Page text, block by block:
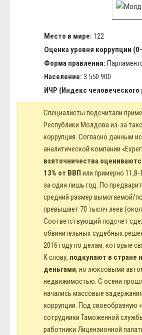
Место в мире: 122
Оценка уровня коррупции
Форма правления:
Население: 3 550 900
ИЧР (Индекс человеческого
Специалисты подсчитали
Республики Молдова из-за
коррупция. Согласно данным
аналитической компании
взяточничества
13% от ВВП или примерно
за один лишь год. По
средний размер вымогаемой/
превышает 70 тысяч леев
Соответствующий подсчет
обвинительных судебных
2016 году по делам, которые
К слову, подкупают в стране
деньгами, но люксовыми
недвижимостью. С осени
начались массовые
коррупции. Под своеобразную
сотрудники Таможенной
работники Лицензионной